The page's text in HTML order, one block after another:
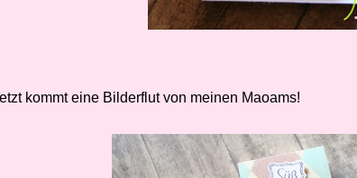
kommt eine Bilderflut von meinen Maoams!